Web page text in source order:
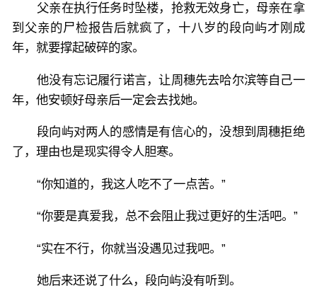
父亲在执行任务时坠楼，抢救无效身亡，母亲在拿
到父亲的尸检报告后就疯了，十八岁的段向屿才刚成
年，就要撑起破碎的家。
他没有忘记履行诺言，让周穗先去哈尔滨等自己一
年，他安顿好母亲后一定会去找她。
段向屿对两人的感情是有信心的，没想到周穗拒绝
了，理由也是现实得令人胆寒。
“你知道的，我这人吃不了一点苦。”
“你要是真爱我，总不会阻止我过更好的生活吧。”
“实在不行，你就当没遇见过我吧。”
她后来还说了什么，段向屿没有听到。